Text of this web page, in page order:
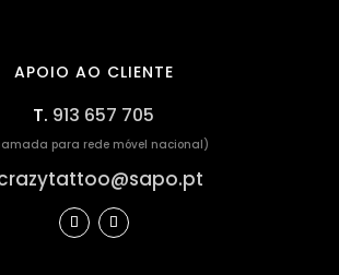
APOIO AO CLIENTE
T. 913 657 705
para rede móvel nacional)